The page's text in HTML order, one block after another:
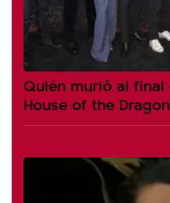
Quién murió al
House of the Dragon